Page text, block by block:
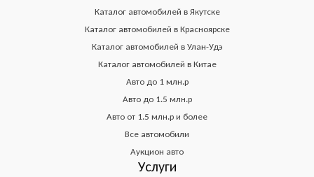
Каталог автомобилей в Якутске
Каталог автомобилей в Красноярске
Каталог автомобилей в Улан-Удэ
Каталог автомобилей в Китае
Авто до 1 млн.р
Авто до 1.5 млн.р
Авто от 1.5 млн.р и более
Все автомобили
Аукцион авто
Услуги